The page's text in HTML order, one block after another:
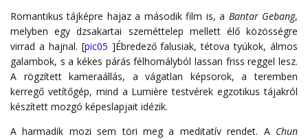
Romantikus tájképre hajaz a második film is, a Bantar Gebang,
melyben egy dzsakartai szeméttelep mellett élő közösségre
virrad a hajnal. [pic05 ]Ébredező falusiak, tétova tyúkok, álmos
galambok, s a kékes párás félhomályból lassan friss reggel lesz.
A rögzített kameraállás, a vágatlan képsorok, a teremben
kerregő vetítőgép, mind a Lumière testvérek egzotikus tájakról
készített mozgó képeslapjait idézik.
A harmadik mozi sem töri meg a meditatív rendet. A Chun